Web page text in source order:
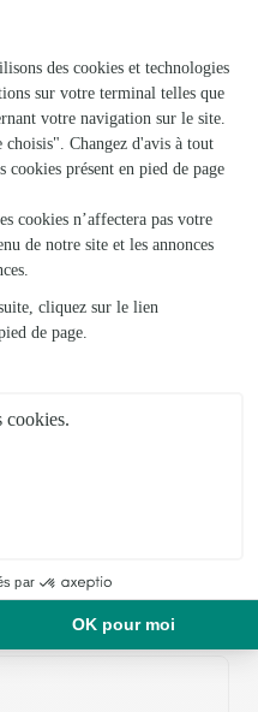
des…
produits merci
fourni via Trustpilot.Voir tous
sur Trustpilot
le-Château